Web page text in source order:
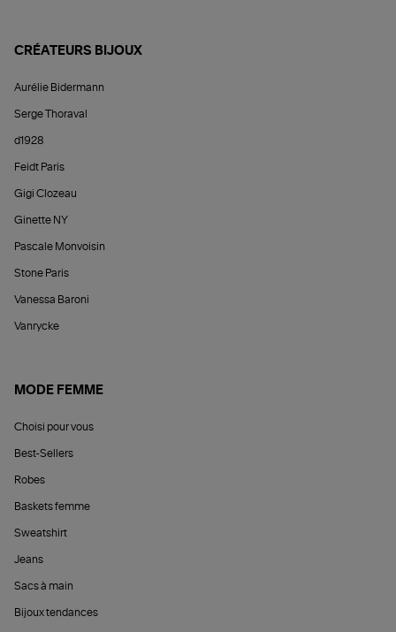
CRÉATEURS BIJOUX
Aurélie Bidermann
Serge Thoraval
d1928
Feidt Paris
Gigi Clozeau
Ginette NY
Pascale Monvoisin
Stone Paris
Vanessa Baroni
Vanrycke
MODE FEMME
Choisi pour vous
Best-Sellers
Robes
Baskets femme
Sweatshirt
Jeans
Sacs à main
Bijoux tendances